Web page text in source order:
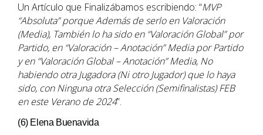
Un Artículo que Finalizábamos escribiendo: “MVP
“Absoluta” porque Además de serlo en Valoración
(Media), También lo ha sido en “Valoración Global” por
Partido, en “Valoración – Anotación” Media por Partido
y en “Valoración Global – Anotación” Media, No
habiendo otra Jugadora (Ni otro Jugador) que lo haya
sido, con Ninguna otra Selección (Semifinalistas) FEB
en este Verano de 2024”.
(6) Elena Buenavida